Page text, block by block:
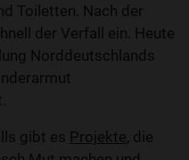
Toiletten. Nach der
der Verfall ein. Heute
Norddeutschlands
gibt es Projekte, die